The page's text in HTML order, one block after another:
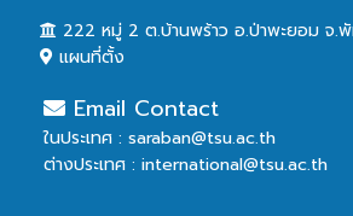
222 หมู่ 2 ต.บ้านพร้าว อ.ป่าพะยอม จ.
แผนที่ตั้ง
Email Contact
ในประเทศ : saraban@tsu.ac.th
ต่างประเทศ : international@tsu.ac.th